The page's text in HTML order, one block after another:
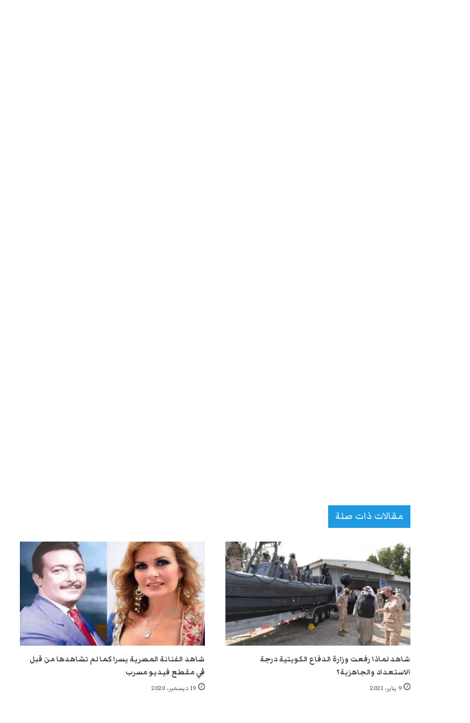
مقالات ذات صلة
شاهد لماذا رفعت وزارة الدفاع الكويتية درجة
الاستعداد والجاهزية؟
9 يناير، 2021
شاهد الفنانة المصرية يسرا كما لم تشاهدها من قبل
في مقطع فيديو مسرب
19 ديسمبر، 2020